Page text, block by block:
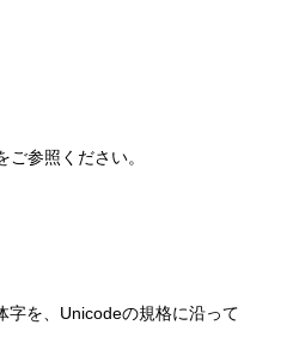
参照ください。
字を、Unicodeの規格に沿って